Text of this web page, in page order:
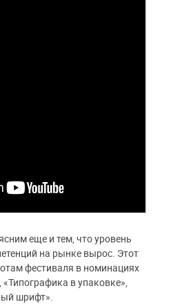
еще и тем, что уровень
на рынке вырос. Этот
фестиваля в номинациях
в упаковке»,
шрифт».